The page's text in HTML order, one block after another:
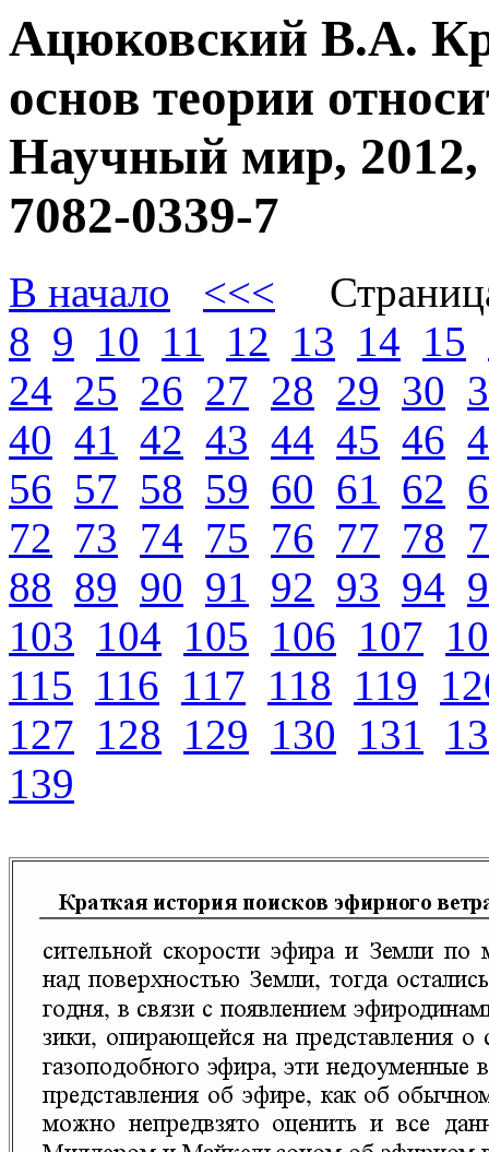
Ацюковский В.А.
основ теории
Научный мир,
7082-0339-7
В начало <<<
8 9 10 11 12 13 14 15
24 25 26 27 28 29 30
40 41 42 43 44 45 46
56 57 58 59 60 61 62
72 73 74 75 76 77 78
88 89 90 91 92 93 94
103 104 105 106 107
115 116 117 118 119
127 128 129 130 131
139